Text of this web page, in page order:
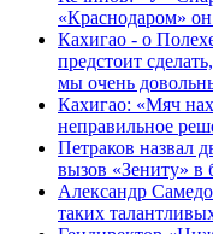
«Краснодаром»
Кахигао - о
предстоит
мы очень
Кахигао: «Мяч
неправильное
Петраков назвал
вызов «Зениту» в
Александр
таких